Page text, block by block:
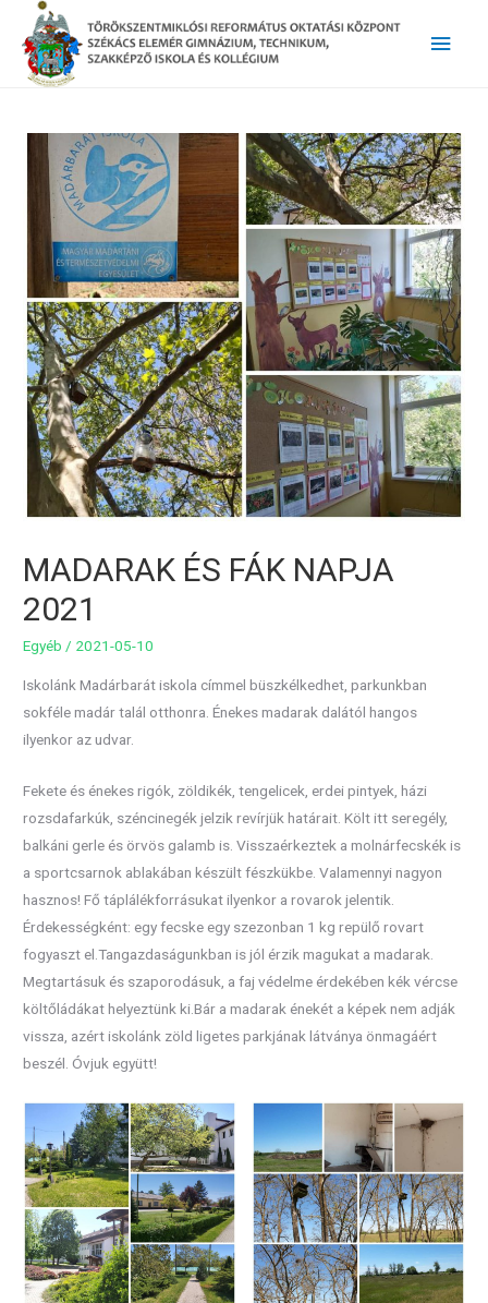
Main
MADARAK ÉS FÁK NAPJA
2021
Egyéb / 2021-05-10
Iskolánk Madárbarát iskola címmel büszkélkedhet, parkunkban
sokféle madár talál otthonra. Énekes madarak dalától hangos
ilyenkor az udvar.
Fekete és énekes rigók, zöldikék, tengelicek, erdei pintyek, házi
rozsdafarkúk, széncinegék jelzik revírjük határait. Költ itt seregély,
balkáni gerle és örvös galamb is. Visszaérkeztek a molnárfecskék is
a sportcsarnok ablakában készült fészkükbe. Valamennyi nagyon
hasznos! Fő táplálékforrásukat ilyenkor a rovarok jelentik.
Érdekességként: egy fecske egy szezonban 1 kg repülő rovart
fogyaszt el.Tangazdaságunkban is jól érzik magukat a madarak.
Megtartásuk és szaporodásuk, a faj védelme érdekében kék vércse
költőládákat helyeztünk ki.Bár a madarak énekét a képek nem adják
vissza, azért iskolánk zöld ligetes parkjának látványa önmagáért
beszél. Óvjuk együtt!